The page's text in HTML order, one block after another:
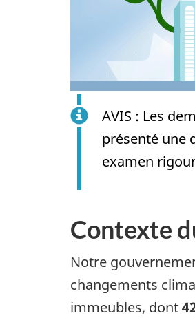
AVIS : Les
présenté une
examen
Contexte
Notre
changements
immeubles, dont